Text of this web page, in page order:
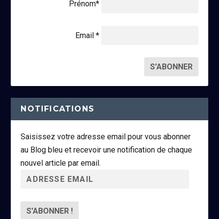
Prénom*
Email *
NOTIFICATIONS
Saisissez votre adresse email pour vous abonner
au Blog bleu et recevoir une notification de chaque
nouvel article par email.
r